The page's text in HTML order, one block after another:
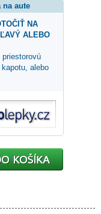
na aute
NA
ALEBO
alebo